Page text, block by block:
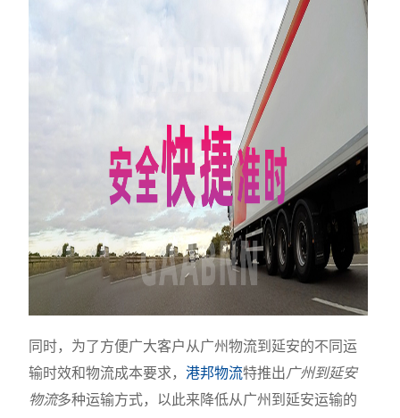
同时，为了方便广大客户从广州物流到延安的不同运
输时效和物流成本要求，港邦物流特推出广州到延安
物流多种运输方式，以此来降低从广州到延安运输的